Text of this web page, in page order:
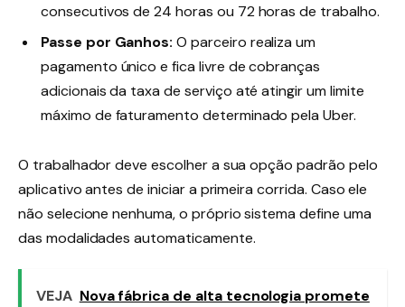
consecutivos de 24 horas ou 72 horas de trabalho.
Passe por Ganhos: O parceiro realiza um
pagamento único e fica livre de cobranças
adicionais da taxa de serviço até atingir um limite
máximo de faturamento determinado pela Uber.
O trabalhador deve escolher a sua opção padrão pelo
aplicativo antes de iniciar a primeira corrida. Caso ele
não selecione nenhuma, o próprio sistema define uma
das modalidades automaticamente.
VEJA Nova fábrica de alta tecnologia promete